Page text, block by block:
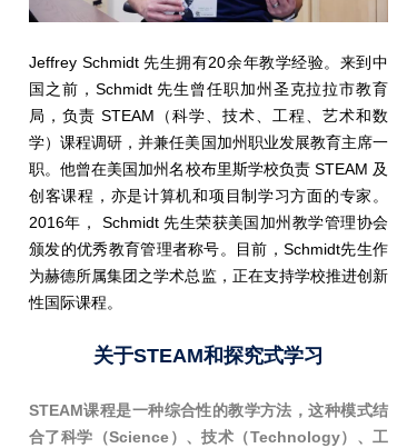
Jeffrey Schmidt 先生拥有20余年教学经验。来到中
国之前，Schmidt 先生曾任职加州圣克拉拉市教育
局，负责 STEAM（科学、技术、工程、艺术和数
学）课程调研，并兼任美国加州职业发展教育主席一
职。他曾在美国加州名校布里斯学校负责 STEAM 及
创客课程，亦是计算机和项目制学习方面的专家。
2016年， Schmidt 先生荣获美国加州教学管理协会
颁发的优秀教育管理者称号。目前，Schmidt先生作
为赫德所属集团之学术总监，正在支持学校推进创新
性国际课程。
关于STEAM和探究式学习
STEAM课程是一种综合性的教学方法，这种模式结
合了科学（Science）、技术（Technology）、工